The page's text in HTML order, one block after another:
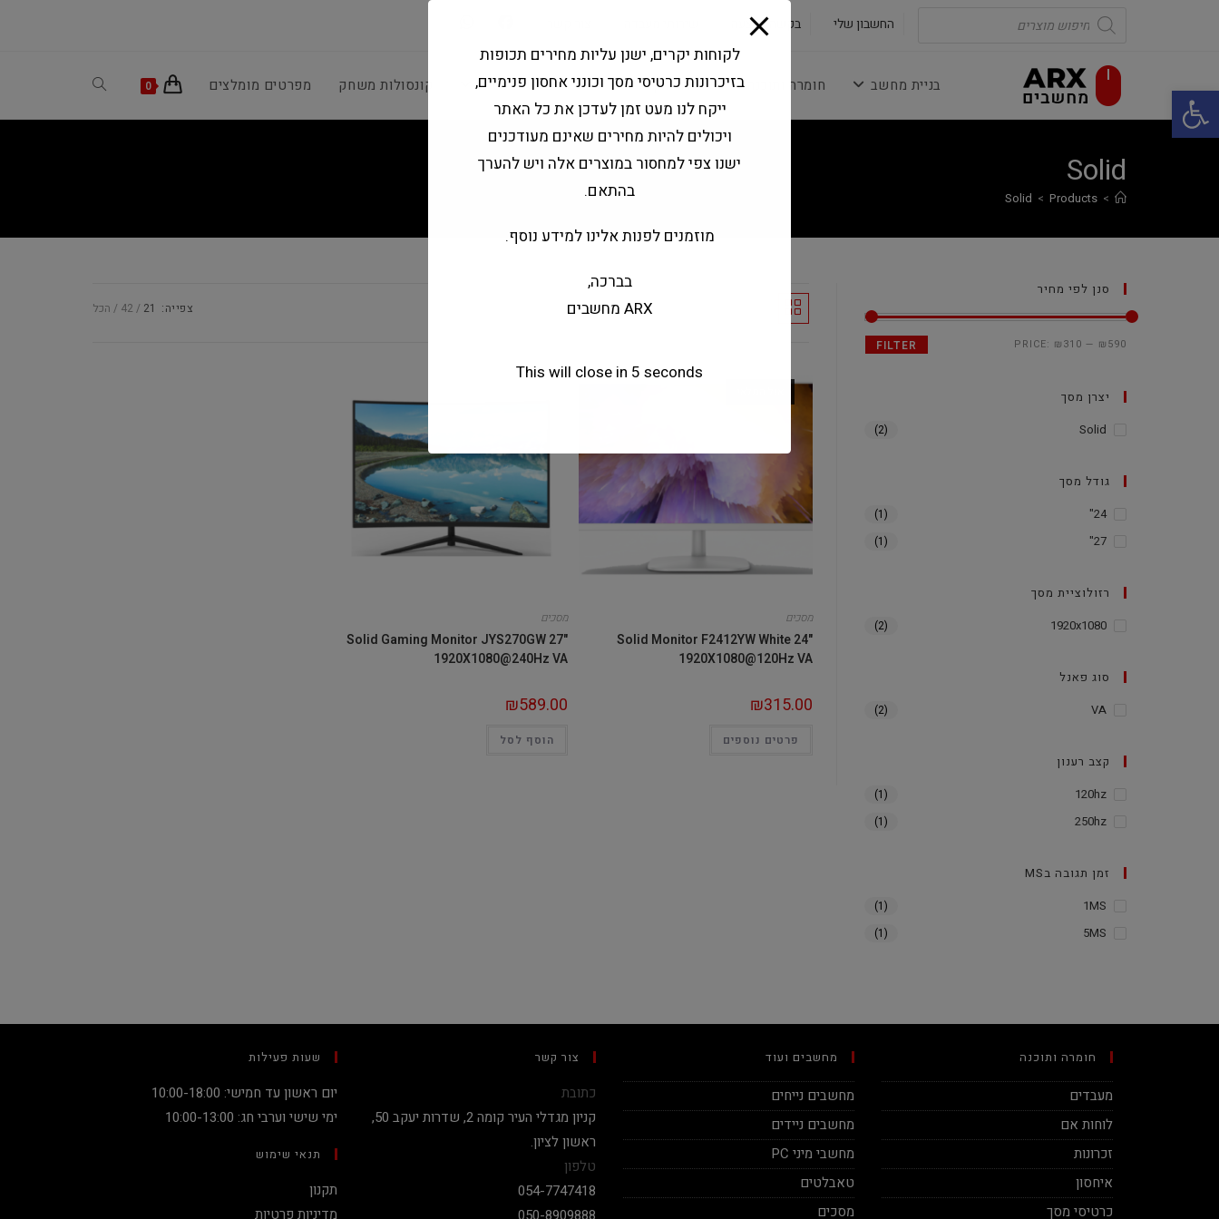
פתח סרגל נגישות
Products
search החשבון שלי בקשה להצעה
בניית מחשב חומרה ותוכנה ציוד היקפי מחשבים וטאבלטים קונסולות משחק מפרטים מומלצים 0
Toggle
Solid
>
Products
>
Solid
סנן לפי מחיר
FILTER PRICE: ₪310 — ₪590
יצרן מסך
Solid
(2)
גודל מסך
24"
(1)
27"
(1)
רזולוציית מסך
1920x1080
(2)
סוג פאנל
VA
(2)
קצב רענון
120hz
(1)
250hz
(1)
זמן תגובה בMS
1MS
(1)
5MS
(1)
Default sorting צפייה: 21
42 הכל
מסכים
Solid Monitor F2412YW White 24"
1920X1080@120Hz VA
₪315.00
פרטים נוספים
מסכים
Solid Gaming Monitor JYS270GW 27"
1920X1080@240Hz VA
₪589.00
הוסף לסל
חומרה ותוכנה
מעבדים
לוחות אם
זכרונות
איחסון
כרטיסי מסך
מחשבים ועוד
מחשבים נייחים
מחשבים ניידים
מחשבי מיני PC
טאבלטים
מסכים
צור קשר
כתובת
קניון מגדלי העיר קומה 2, שדרות יעקב 50,
ראשון לציון.
טלפון
054-7747418
שעות פעילות
יום ראשון עד חמישי: 10:00-18:00
ימי שישי וערבי חג: 10:00-13:00
תנאי שימוש
תקנון
מדיניות פרטיות
לקוחות יקרים, ישנן עליות מחירים תכופות
בזיכרונות כרטיסי מסך וכונני אחסון פנימיים,
ייקח לנו מעט זמן לעדכן את כל האתר
ויכולים להיות מחירים שאינם מעודכנים
ישנו צפי למחסור במוצרים אלה ויש להערך
בהתאם.
מוזמנים לפנות אלינו למידע נוסף.
בברכה,
ARX מחשבים
This will close in 5 seconds